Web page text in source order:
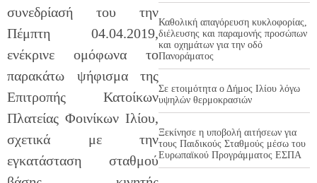
συνεδρίασή του την
Πέμπτη 04.04.2019,
ενέκρινε ομόφωνα το
παρακάτω ψήφισμα της
Επιτροπής Κατοίκων
Πλατείας Φοινίκων Ιλίου,
σχετικά με την
εγκατάσταση σταθμού
Καθολική απαγόρευση κυκλοφορίας,
διέλευσης και παραμονής προσώπων
και οχημάτων για την οδό
Πανοράματος
Σε ετοιμότητα ο Δήμος Ιλίου λόγω
υψηλών θερμοκρασιών
Ξεκίνησε η υποβολή αιτήσεων για
τους Παιδικούς Σταθμούς μέσω του
Ευρωπαϊκού Προγράμματος ΕΣΠΑ